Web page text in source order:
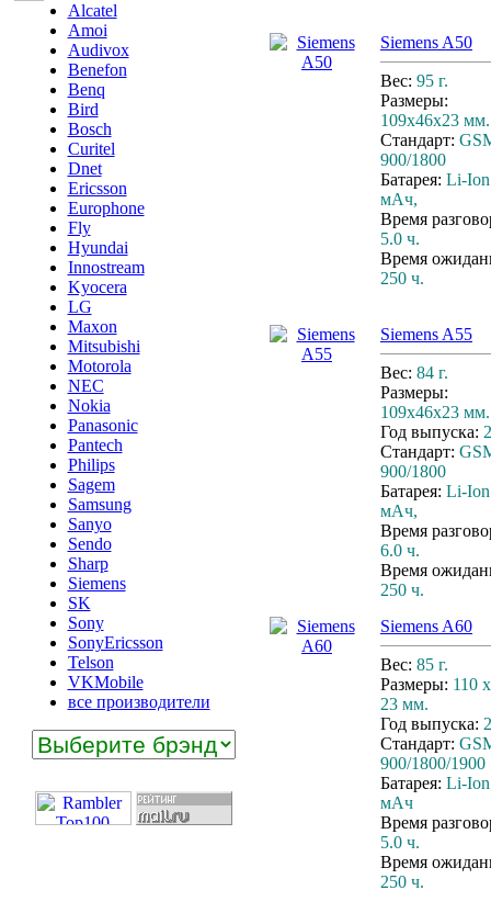
Alcatel
Amoi
Audivox
Benefon
Benq
Bird
Bosch
Curitel
Dnet
Ericsson
Europhone
Fly
Hyundai
Innostream
Kyocera
LG
Maxon
Mitsubishi
Motorola
NEC
Nokia
Panasonic
Pantech
Philips
Sagem
Samsung
Sanyo
Sendo
Sharp
Siemens
SK
Sony
SonyEricsson
Telson
VKMobile
все производители
Siemens A50
Вес: 95 г.
Размеры:
109x46x23 мм.
Стандарт:
900/1800
Батарея: Li-
мАч,
Время
5.0 ч.
Время
250 ч.
Siemens A55
Вес: 84 г.
Размеры:
109x46x23 мм.
Год выпуска:
Стандарт:
900/1800
Батарея: Li-
мАч,
Время
6.0 ч.
Время
250 ч.
Siemens A60
Вес: 85 г.
Размеры: 110
23 мм.
Год выпуска:
Стандарт:
900/1800/1900
Батарея: Li-Ion
мАч
Время
5.0 ч.
Время
250 ч.